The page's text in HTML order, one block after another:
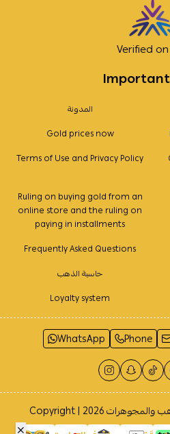
Important
المدونة
Gold prices now
Terms of Use and Privacy Policy
Ruling on buying gold from an
online store and the ruling on
paying in installments
Frequently Asked Questions
حاسبة الذهب
Loyalty system
Verified on
WhatsApp Phone
Copyright | 2026والمجوهرات